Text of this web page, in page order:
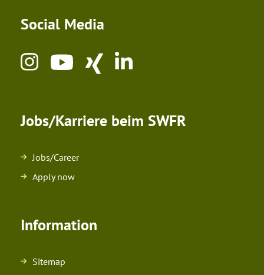
Social Media
Jobs/Karriere beim SWFR
Jobs/Career
Apply now
Information
Sitemap